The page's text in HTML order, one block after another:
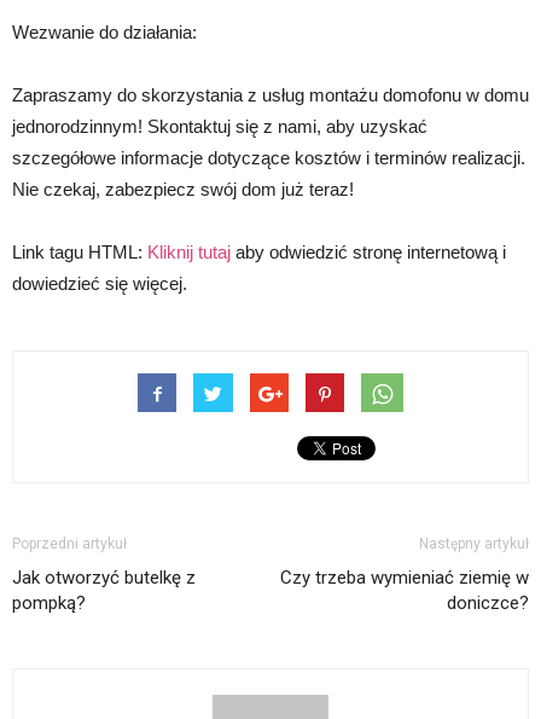
Wezwanie do działania:
Zapraszamy do skorzystania z usług montażu domofonu w domu
jednorodzinnym! Skontaktuj się z nami, aby uzyskać
szczegółowe informacje dotyczące kosztów i terminów realizacji.
Nie czekaj, zabezpiecz swój dom już teraz!
Link tagu HTML: Kliknij tutaj aby odwiedzić stronę internetową i
dowiedzieć się więcej.
Poprzedni artykuł
Jak otworzyć butelkę z
pompką?
Następny artykuł
Czy trzeba wymieniać ziemię w
doniczce?